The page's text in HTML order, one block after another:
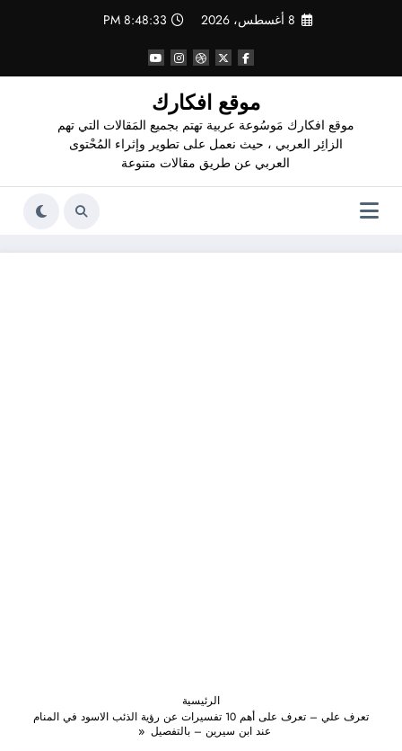
8 أغسطس، 2026 8:48:34 PM
موقع افكارك
موقع افكارك مَوسُوعة عربية تهتم بجميع المَقالات التي تهم
الزائِر العربي ، حيث نعمل على تطوير وإثراء المُحْتوى
العربي عن طريق مقالات متنوعة
الرئيسية
تعرف علي – تعرف على أهم 10 تفسيرات عن رؤية الذئب الاسود في المنام
عند ابن سيرين – بالتفصيل